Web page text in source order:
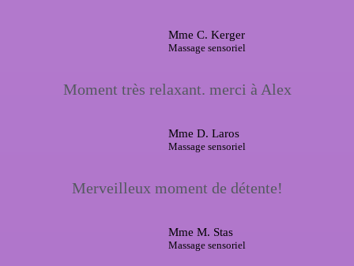
Mme C. Kerger
Massage sensoriel
Moment très relaxant. merci à Alex
Mme D. Laros
Massage sensoriel
Merveilleux moment de détente!
Mme M. Stas
Massage sensoriel